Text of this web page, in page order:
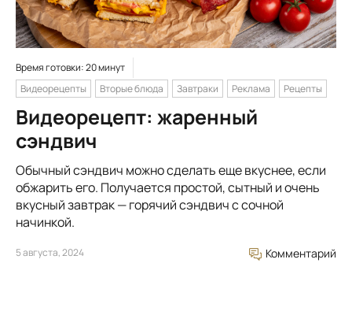
Время готовки: 20 минут
Видеорецепты
Вторые блюда Завтраки Реклама Рецепты
Видеорецепт: жаренный
сэндвич
Обычный сэндвич можно сделать еще вкуснее, если
обжарить его. Получается простой, сытный и очень
вкусный завтрак — горячий сэндвич с сочной
начинкой.
5 августа, 2024 Комментарий